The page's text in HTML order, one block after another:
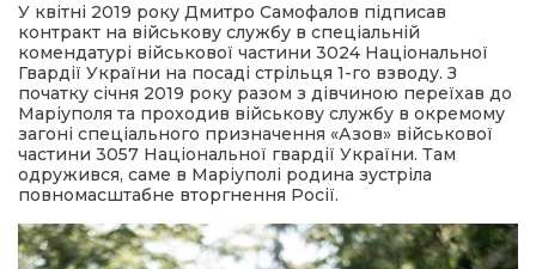
У квітні 2019 року Дмитро Самофалов підписав
контракт на військову службу в спеціальній
комендатурі військової частини 3024 Національної
Гвардії України на посаді стрільця 1-го взводу. З
початку січня 2019 року разом з дівчиною переїхав до
Маріуполя та проходив військову службу в окремому
загоні спеціального призначення «Азов» військової
частини 3057 Національної гвардії України. Там
одружився, саме в Маріуполі родина зустріла
повномасштабне вторгнення Росії.